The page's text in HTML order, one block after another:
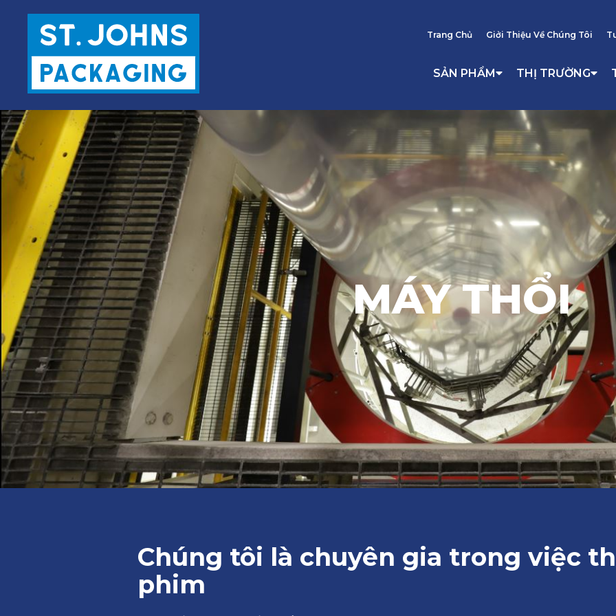
Trang Chủ Giởi Thiệu Về Chúng Tôi
SẢN PHẨM THỊ TRƯỜNG
MÁY THỔI
Chúng tôi là chuyên gia trong việc
phim